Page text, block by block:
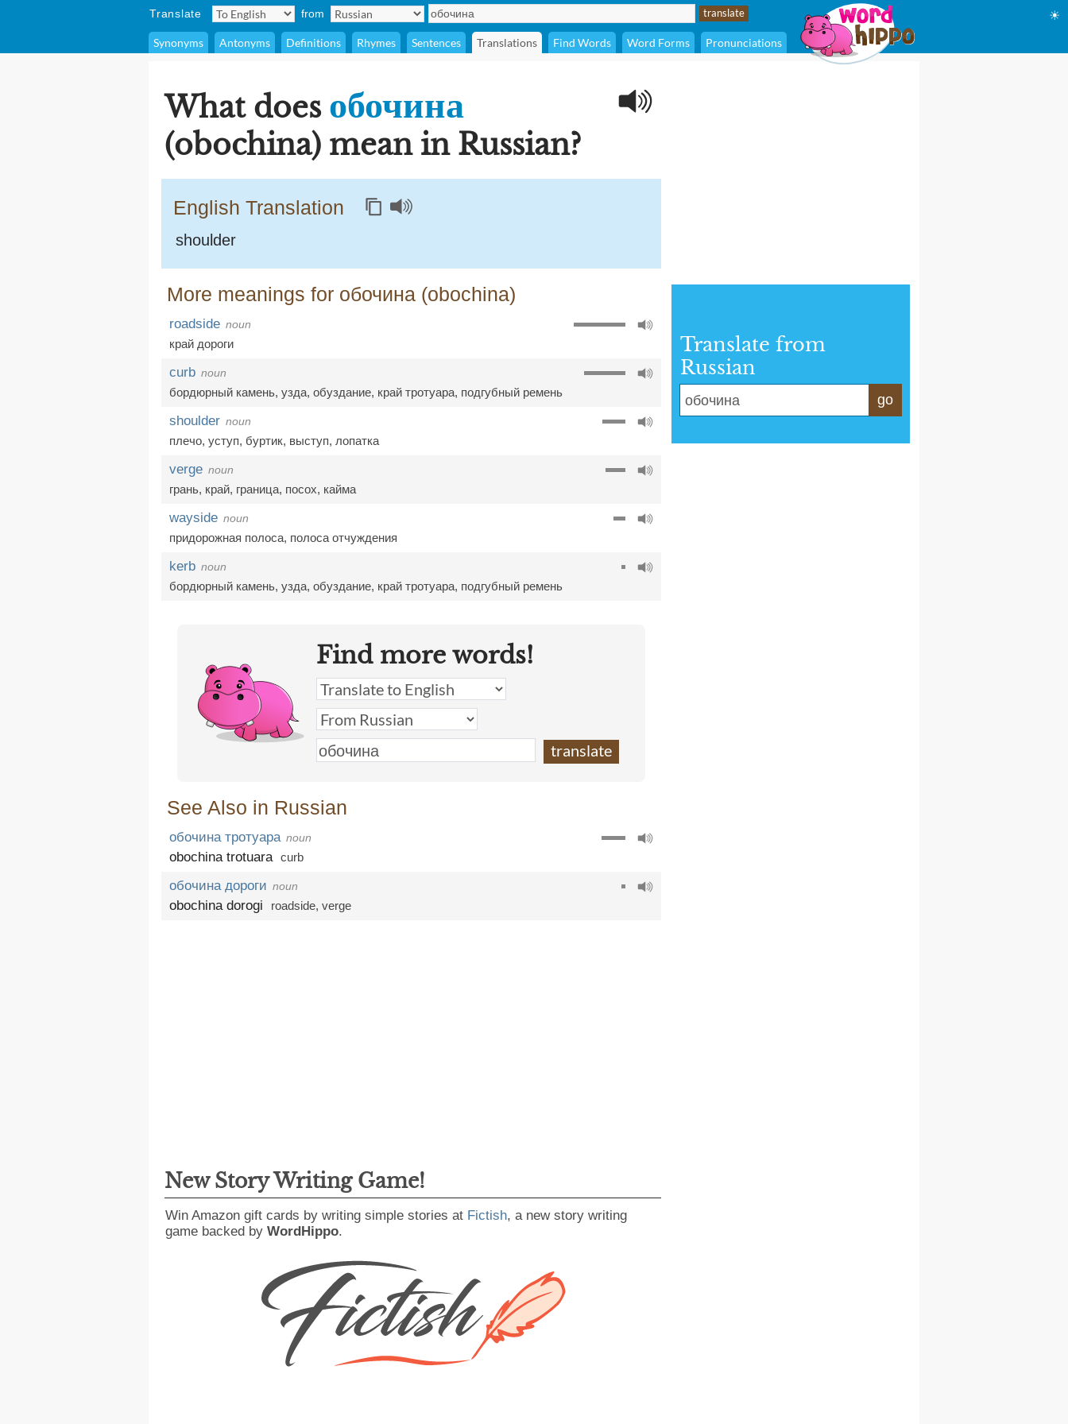
Translate from
Synonyms Antonyms Definitions Rhymes Sentences Translations Find Words Word Forms Pronunciations
☀
What does обочина
(obochina) mean in Russian?
English Translation
shoulder
More meanings for обочина (obochina)
roadside noun
край дороги
curb noun
бордюрный камень, узда, обуздание, край тротуара, подгубный ремень
shoulder noun
плечо, уступ, буртик, выступ, лопатка
verge noun
грань, край, граница, посох, кайма
wayside noun
придорожная полоса, полоса отчуждения
kerb noun
бордюрный камень, узда, обуздание, край тротуара, подгубный ремень
Find more words!
See Also in Russian
обочина тротуара noun
obochina trotuara curb
обочина дороги noun
obochina dorogi roadside, verge
New Story Writing Game!
Win Amazon gift cards by writing simple stories at Fictish, a new story writing
game backed by WordHippo.
Translate from
Russian
go